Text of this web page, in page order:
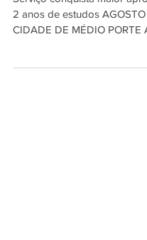
Serviço conquista maior
2 anos de estudos